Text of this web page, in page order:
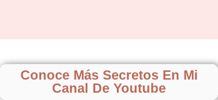
Conoce Más Secretos En Mi
Canal De Youtube